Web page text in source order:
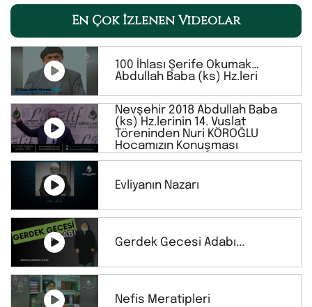
En Çok İzlenen Videolar
100 İhlası Şerife Okumak…
Abdullah Baba (ks) Hz.leri
Nevşehir 2018 Abdullah Baba
(ks) Hz.lerinin 14. Vuslat
Töreninden Nuri KÖROĞLU
Hocamızın Konuşması
Evliyanın Nazarı
Gerdek Gecesi Adabı...
Nefis Meratipleri